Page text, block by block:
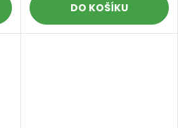
DO KOŠÍKU